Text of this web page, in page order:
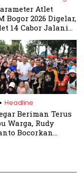
Atlet
Bogor 2026 Digelar,
14 Cabor Jalani
Headline
Beriman Terus
Warga, Rudy
Bocorkan